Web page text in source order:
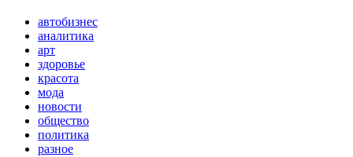
автобизнес
аналитика
арт
здоровье
красота
мода
новости
общество
политика
разное